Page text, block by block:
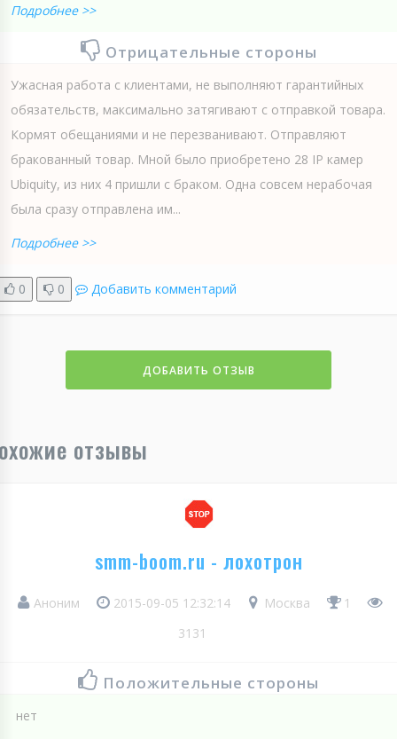
Подробнее >>
Отрицательные стороны
Ужасная работа с клиентами, не выполняют гарантийных
обязательств, максимально затягивают с отправкой товара.
Кормят обещаниями и не перезванивают. Отправляют
бракованный товар. Мной было приобретено 28 IP камер
Ubiquity, из них 4 пришли с браком. Одна совсем нерабочая
была сразу отправлена им...
Подробнее >>
0 0 Добавить комментарий
ДОБАВИТЬ ОТЗЫВ
отзывы
smm-boom.ru - лохотрон
Аноним 2015-09-05 12:32:14 Москва
1
3131
Положительные стороны
нет